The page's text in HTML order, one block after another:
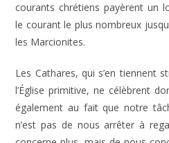
courants chrétiens payèrent un
le courant le plus nombreux
les Marcionites.
Les Cathares, qui s’en tiennent
l’Église primitive, ne célèbrent
également au fait que notre
n’est pas de nous arrêter à